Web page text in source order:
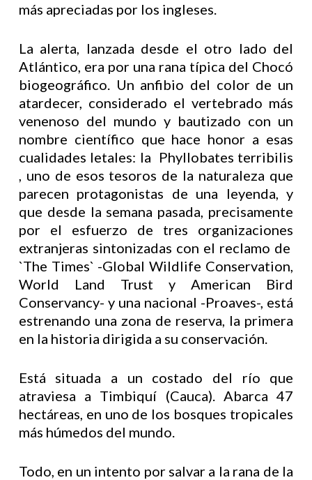
más apreciadas por los ingleses.
La alerta, lanzada desde el otro lado del
Atlántico, era por una rana típica del Chocó
biogeográfico. Un anfibio del color de un
atardecer, considerado el vertebrado más
venenoso del mundo y bautizado con un
nombre científico que hace honor a esas
cualidades letales: la Phyllobates terribilis
, uno de esos tesoros de la naturaleza que
parecen protagonistas de una leyenda, y
que desde la semana pasada, precisamente
por el esfuerzo de tres organizaciones
extranjeras sintonizadas con el reclamo de
`The Times` -Global Wildlife Conservation,
World Land Trust y American Bird
Conservancy- y una nacional -Proaves-, está
estrenando una zona de reserva, la primera
en la historia dirigida a su conservación.
Está situada a un costado del río que
atraviesa a Timbiquí (Cauca). Abarca 47
hectáreas, en uno de los bosques tropicales
más húmedos del mundo.
Todo, en un intento por salvar a la rana de la